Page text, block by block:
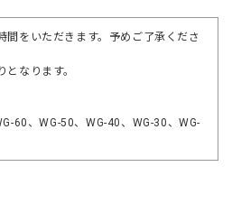
間をいただきます。予めご了承くださ
となります。
60、WG-50、WG-40、WG-30、WG-